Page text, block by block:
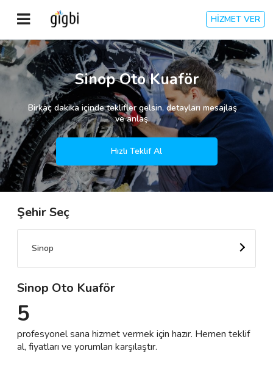
HİZMET VER
Anasayfa
Giriş Yap
Kayıt Ol
Kategoriler
🎈 Biz Kimiz?
🌟 Müşteri Değerlendirmeleri
Destek
İletişim
Sinop Oto Kuaför
Birkaç dakika içinde teklifler gelsin, detayları mesajlaş
ve anlaş.
Hızlı Teklif Al
Şehir Seç
Sinop
Sinop Oto Kuaför
5
profesyonel sana hizmet vermek için hazır. Hemen teklif
al, fiyatları ve yorumları karşılaştır.